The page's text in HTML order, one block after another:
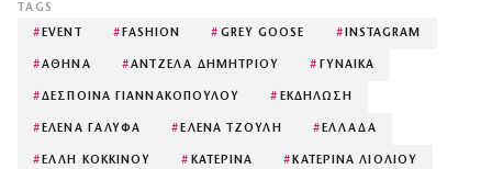
TAGS
# EVENT # FASHION # GREY GOOSE # INSTAGRAM
#ΑΘΗΝΑ #ΑΝΤΖΕΛΑ ΔΗΜΗΤΡΙΟΥ # ΓΥΝΑΙΚΑ
#ΔΕΣΠΟΙΝΑ ΓΙΑΝΝΑΚΟΠΟΥΛΟΥ # ΕΚΔΗΛΩΣΗ
# ΕΛΕΝΑ ΓΑΛΥΦΑ # ΕΛΕΝΑ ΤΖΟΥΛΗ # ΕΛΛΑΔΑ
# ΕΛΛΗ ΚΟΚΚΙΝΟΥ # ΚΑΤΕΡΙΝΑ # ΚΑΤΕΡΙΝΑ ΛΙΟΛΙΟΥ